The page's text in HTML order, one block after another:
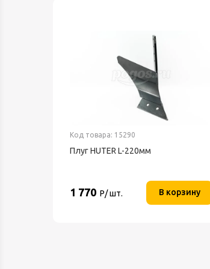
Код товара: 15290
Плуг HUTER L-220мм
1 770 Р/ шт. В корзину